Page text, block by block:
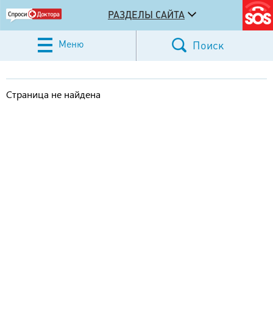
РАЗДЕЛЫ САЙТА
Меню Поиск
Страница не найдена